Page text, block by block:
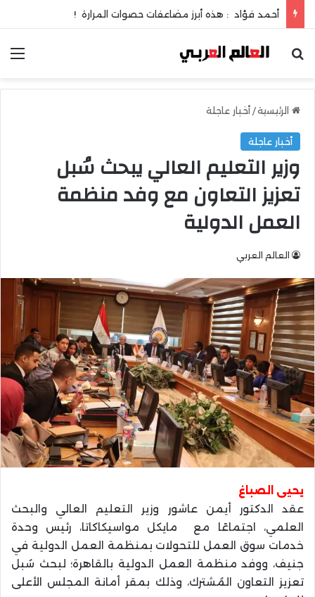
أحمد فؤاد : هذه أبرز مضاعفات حصوات المرارة !
بحث عن
الرئيسية/ أخبار عاجلة
أخبار عاجلة
وزير التعليم العالي يبحث سُبل
تعزيز التعاون مع وفد منظمة
العمل الدولية
العالم العربي
يحيى الصباغ
عقد الدكتور أيمن عاشور وزير التعليم العالي والبحث
العلمي، اجتماعًا مع مايكل مواسيكاكاتا، رئيس وحدة
خدمات سوق العمل للتحولات بمنظمة العمل الدولية في
جنيف، ووفد منظمة العمل الدولية بالقاهرة؛ لبحث سُبل
تعزيز التعاون المُشترك، وذلك بمقر أمانة المجلس الأعلى